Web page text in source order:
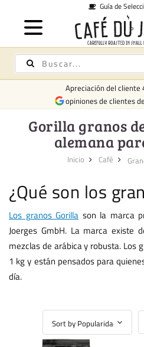
Apreciación del cliente
opiniones de clientes
Gorilla granos
alemana
Inicio Café
¿Qué son los
Los granos Gorilla son la marca
Joerges GmbH. La marca existe
mezclas de arábica y robusta. Los
1 kg y están pensados para
día.